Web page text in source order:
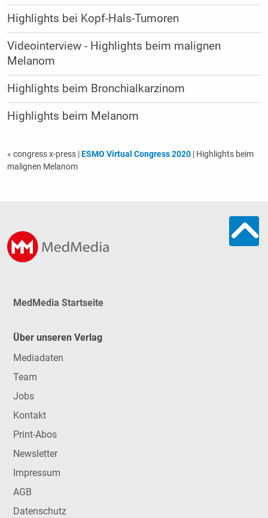
Highlights bei Kopf-Hals-Tumoren
Videointerview - High­lights beim malignen
Melanom
Highlights beim Bronchialkarzinom
Highlights beim Melanom
« congress x-press |ESMO Virtual Congress 2020| Highlights beim
malignen Melanom
MedMedia Startseite
Über unseren Verlag
Mediadaten
Team
Jobs
Kontakt
Print-Abos
Newsletter
Impressum
AGB
Datenschutz